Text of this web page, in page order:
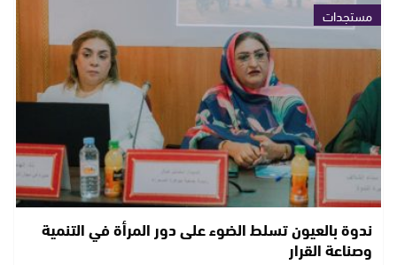
مستجدات
ندوة بالعيون تسلط الضوء على دور المرأة في التنمية
وصناعة القرار